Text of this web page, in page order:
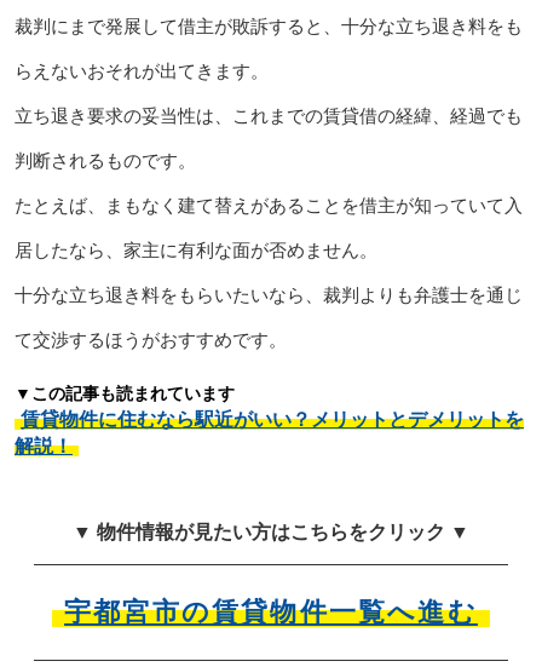
裁判にまで発展して借主が敗訴すると、十分な立ち退き料をも
らえないおそれが出てきます。
立ち退き要求の妥当性は、これまでの賃貸借の経緯、経過でも
判断されるものです。
たとえば、まもなく建て替えがあることを借主が知っていて入
居したなら、家主に有利な面が否めません。
十分な立ち退き料をもらいたいなら、裁判よりも弁護士を通じ
て交渉するほうがおすすめです。
▼この記事も読まれています
賃貸物件に住むなら駅近がいい？メリットとデメリットを
解説！
▼ 物件情報が見たい方はこちらをクリック ▼
宇都宮市の賃貸物件一覧へ進む